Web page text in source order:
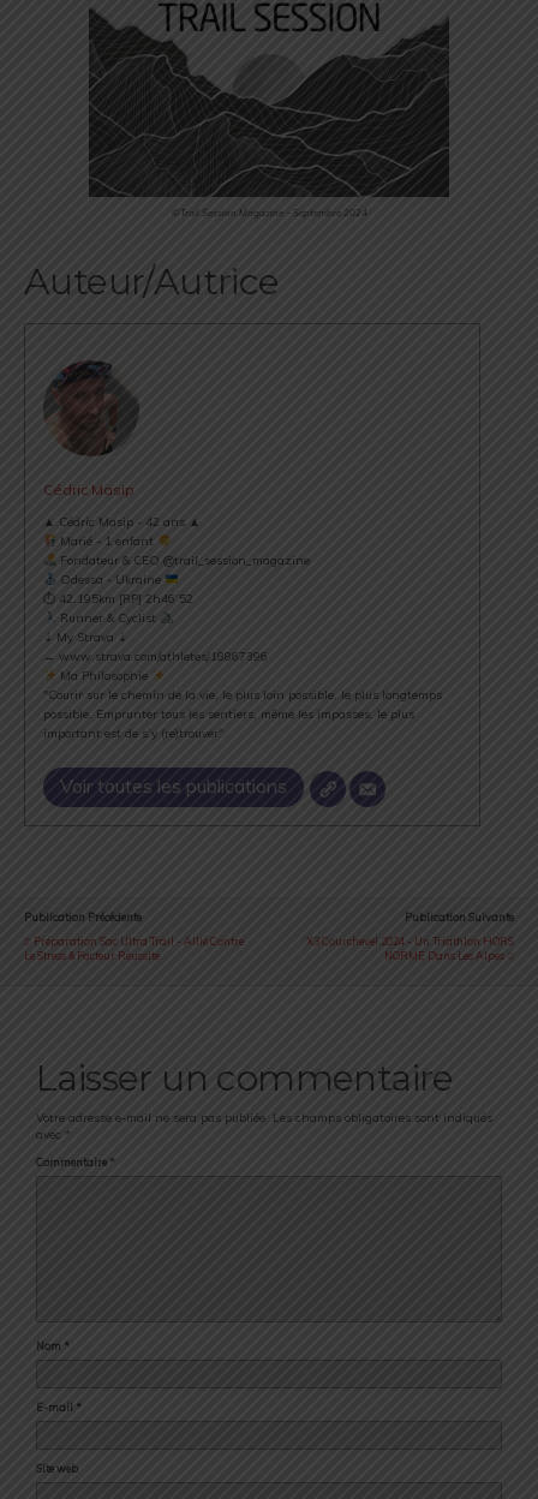
©Trail Session Magazine – Septembre 2024
Auteur/Autrice
Cédric Masip
▲ Cédric Masip - 42 ans ▲
Marié - 1 enfant
Fondateur & CEO @trail_session_magazine
Odessa - Ukraine
⏱ 42.195km [RP] 2h46’52
Runner & Cyclist
⇣ My Strava ⇣
→ www.strava.com/athletes/18867396
Ma Philosophie
"Courir sur le chemin de la vie, le plus loin possible, le plus longtemps
possible. Emprunter tous les sentiers, même les impasses, le plus
important est de s’y (re)trouver".
Voir toutes les publications
Publication Précédente
Préparation Sac Ultra Trail - Allié Contre
Le Stress & Facteur Réussite
Publication Suivante
X3 Courchevel 2024 - Un Triathlon HORS
NORME Dans Les Alpes
Laisser un commentaire
Votre adresse e-mail ne sera pas publiée. Les champs obligatoires sont indiqués
avec *
Commentaire *
Nom *
E-mail *
Site web